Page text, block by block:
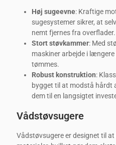
Høj sugeevne: Kraftige
sugesystemer sikrer, at
nemt fjernes fra overflader.
Stort støvkammer: Med
maskiner arbejde i
tømmes.
Robust konstruktion:
bygget til at modstå hårdt
dem til en langsigtet
Vådstøvsugere
Vådstøvsugere er designet til